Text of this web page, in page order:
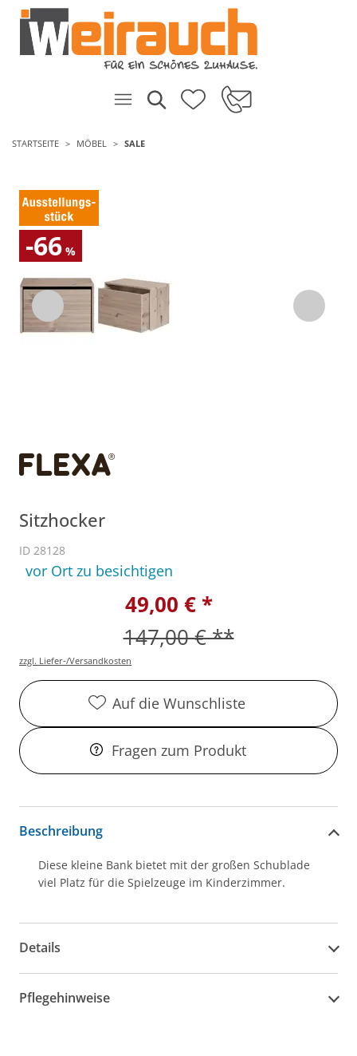
STARTSEITE MÖBEL SALE
-66 %
Sitzhocker
ID 28128
vor Ort zu besichtigen
49,00 € *
147,00 € **
zzgl. Liefer-/Versandkosten
Auf die Wunschliste
Fragen zum Produkt
Beschreibung
Diese kleine Bank bietet mit der großen Schublade
viel Platz für die Spielzeuge im Kinderzimmer.
Details
Pflegehinweise